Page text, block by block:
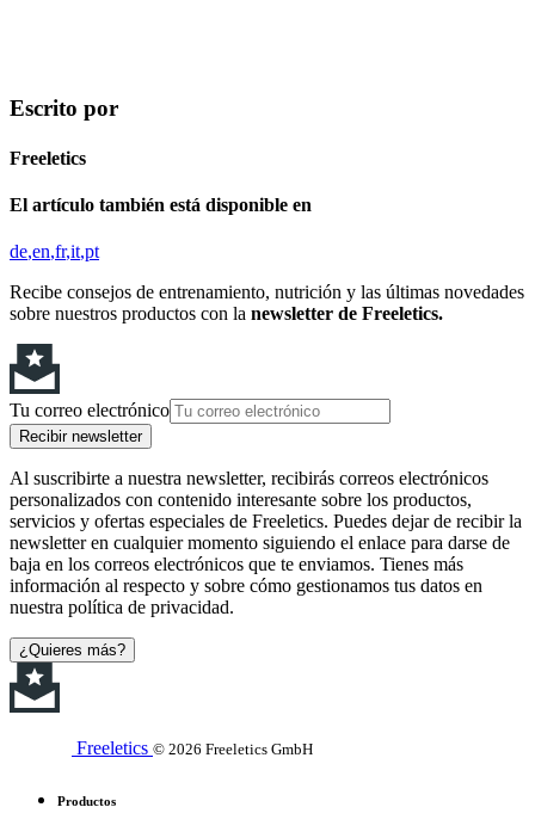
Escrito por
Freeletics
El artículo también está disponible en
de en fr it pt
Recibe consejos de entrenamiento, nutrición y las últimas novedades
sobre nuestros productos con la newsletter de Freeletics.
Tu correo electrónico
Recibir newsletter
Al suscribirte a nuestra newsletter, recibirás correos electrónicos
personalizados con contenido interesante sobre los productos,
servicios y ofertas especiales de Freeletics. Puedes dejar de recibir la
newsletter en cualquier momento siguiendo el enlace para darse de
baja en los correos electrónicos que te enviamos. Tienes más
información al respecto y sobre cómo gestionamos tus datos en
nuestra política de privacidad.
¿Quieres más?
Freeletics © 2026 Freeletics GmbH
Productos